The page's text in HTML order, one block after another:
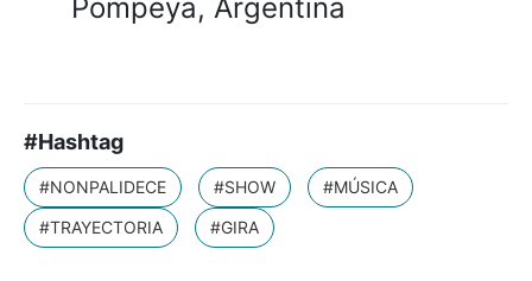
Pompeya, Argentina
#Hashtag
#NONPALIDECE #SHOW
#MÚSICA
#TRAYECTORIA
#GIRA